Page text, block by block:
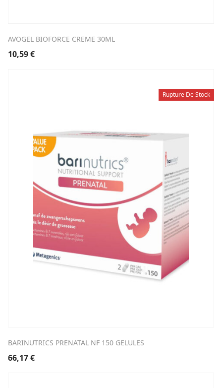
AVOGEL BIOFORCE CREME 30ML
10,59€
Rupture De Stock
BARINUTRICS PRENATAL NF 150 GELULES
66,17€